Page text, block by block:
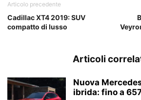
Articolo precedente
Cadillac XT4 2019: SUV
compatto di lusso
Articoli
Nuova
ibrida: fino a